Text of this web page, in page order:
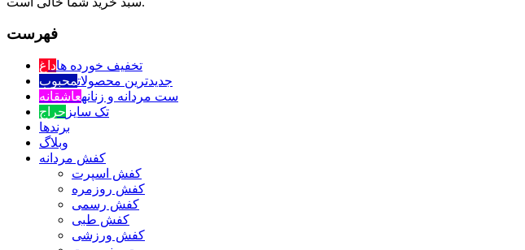
فهرست
تخفیف خورده هاداغ
جدیدترین محصولاتمحبوب
ست مردانه و زنانهعاشقانه
تک سایز حراج
برندها
وبلاگ
کفش مردانه
کفش اسپرت
کفش روزمره
کفش رسمی
کفش طبی
کفش ورزشی